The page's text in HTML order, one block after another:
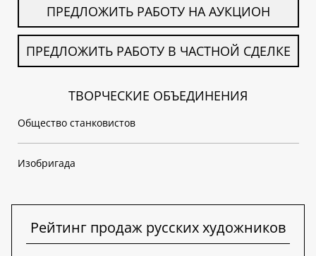
ПРЕДЛОЖИТЬ РАБОТУ НА АУКЦИОН
ПРЕДЛОЖИТЬ РАБОТУ В ЧАСТНОЙ СДЕЛКЕ
ТВОРЧЕСКИЕ ОБЪЕДИНЕНИЯ
Общество станковистов
Изобригада
Рейтинг продаж русских художников